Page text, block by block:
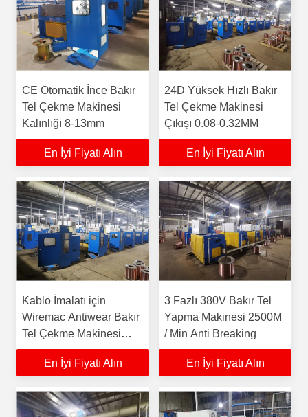
CE Otomatik İnce Bakır
Tel Çekme Makinesi
Kalınlığı 8-13mm
En İyi Fiyatı Alın
24D Yüksek Hızlı Bakır
Tel Çekme Makinesi
Çıkışı 0.08-0.32MM
En İyi Fiyatı Alın
Kablo İmalatı için
Wiremac Antiwear Bakır
Tel Çekme Makinesi
18kw
En İyi Fiyatı Alın
3 Fazlı 380V Bakır Tel
Yapma Makinesi 2500M
/ Min Anti Breaking
En İyi Fiyatı Alın